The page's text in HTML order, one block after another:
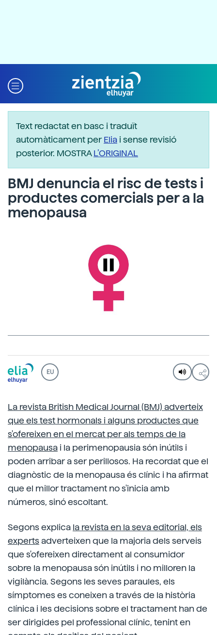
Text redactat en basc i traduït
automàticament perElia i sense revisió
posterior. MOSTRAL’ORIGINAL
BMJ denuncia el risc de tests i
productes comercials per a la
menopausa
EU
La revista British Medical Journal (BMJ) adverteix
que els test hormonals i alguns productes que
s'ofereixen en el mercat per als temps de la
menopausa i la perimenopausia són inútils i
poden arribar a ser perillosos. Ha recordat que el
diagnòstic de la menopausa és clínic i ha afirmat
que el millor tractament no s'inicia amb
números, sinó escoltant.
Segons explica la revista en la seva editorial, els
experts adverteixen que la majoria dels serveis
que s'ofereixen directament al consumidor
sobre la menopausa són inútils i no milloren la
vigilància. Segons les seves paraules, els
símptomes es coneixen a través de la història
clínica i les decisions sobre el tractament han de
ser dirigides pel professional clínic, tenint en